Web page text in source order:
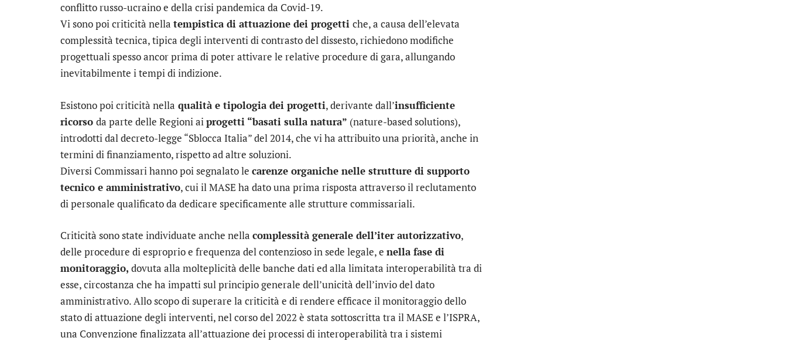
conflitto russo-ucraino e della crisi pandemica da Covid-19.
Vi sono poi criticità nella tempistica di attuazione dei progetti che, a causa dell’elevata
complessità tecnica, tipica degli interventi di contrasto del dissesto, richiedono modifiche
progettuali spesso ancor prima di poter attivare le relative procedure di gara, allungando
inevitabilmente i tempi di indizione.
Esistono poi criticità nella qualità e tipologia dei progetti, derivante dall’insufficiente
ricorso da parte delle Regioni aiprogetti “basati sulla natura” (nature-based solutions),
introdotti dal decreto-legge “Sblocca Italia” del 2014, che vi ha attribuito una priorità, anche in
termini di finanziamento, rispetto ad altre soluzioni.
Diversi Commissari hanno poi segnalato le carenze organiche nelle strutture di supporto
tecnico e amministrativo, cui il MASE ha dato una prima risposta attraverso il reclutamento
di personale qualificato da dedicare specificamente alle strutture commissariali.
Criticità sono state individuate anche nella complessità generale dell’iter autorizzativo,
delle procedure di esproprio e frequenza del contenzioso in sede legale, e nella fase di
monitoraggio, dovuta alla molteplicità delle banche dati ed alla limitata interoperabilità tra di
esse, circostanza che ha impatti sul principio generale dell’unicità dell’invio del dato
amministrativo. Allo scopo di superare la criticità e di rendere efficace il monitoraggio dello
stato di attuazione degli interventi, nel corso del 2022 è stata sottoscritta tra il MASE e l’ISPRA,
una Convenzione finalizzata all’attuazione dei processi di interoperabilità tra i sistemi